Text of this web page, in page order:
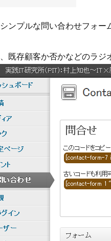
ンプルな問い合わせフォ
既存顧客か否かなどのラジ